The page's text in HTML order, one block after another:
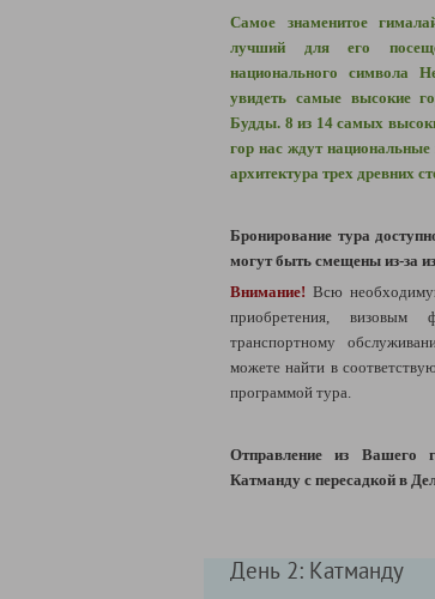
Самое знаменитое
лучший для его
национального символа
увидеть самые высокие
Будды. 8 из 14 самых
гор нас ждут
архитектура трех древних
Бронирование тура
могут быть смещены из-за
Внимание! Всю
приобретения, визовым
транспортному
можете найти в
программой тура.
Отправление из Вашего
Катманду с пересадкой в
День 2: Катманду